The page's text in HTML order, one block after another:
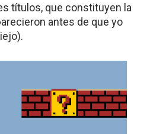
títulos, que constituyen la
antes de que yo